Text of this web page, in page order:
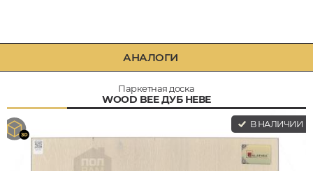
АНАЛОГИ
Паркетная доска
WOOD BEE ДУБ НЕВЕ
В НАЛИЧИИ